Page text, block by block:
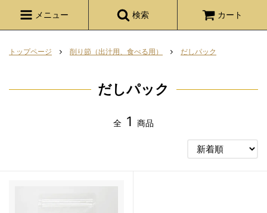
メニュー 検索 カート
トップページ 削り節（出汁用、食べる用） だしパック
だしパック
全 1 商品